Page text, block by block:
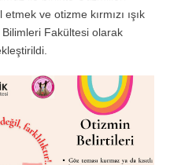
ve otizme kırmızı ışık
Bilimleri Fakültesi olarak